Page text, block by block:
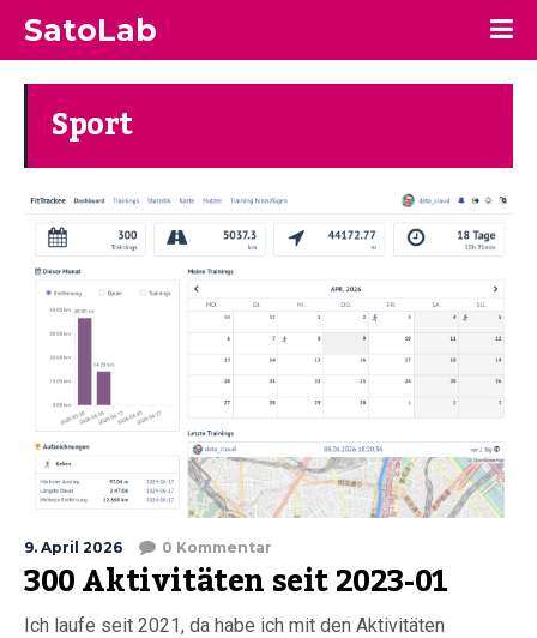
SatoLab
Sport
9. April 2026 0 Kommentar
300 Aktivitäten seit 2023-01
Ich laufe seit 2021, da habe ich mit den Aktivitäten